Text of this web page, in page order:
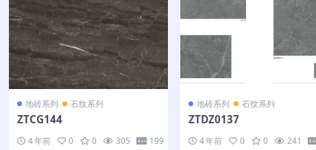
地砖系列 石纹系列
ZTCG144
4 年前 0 0 305 199
地砖系列 石纹系列
ZTDZ0137
4 年前 0 0 241